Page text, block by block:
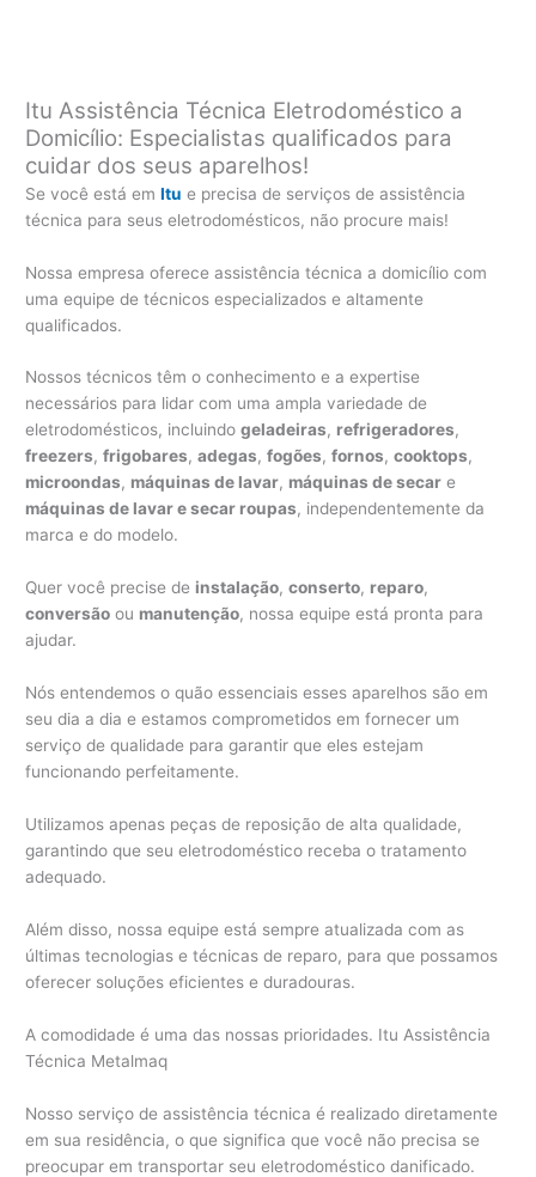
Itu Assistência Técnica Eletrodoméstico a
Domicílio: Especialistas qualificados para
cuidar dos seus aparelhos!
Se você está emItu e precisa de serviços de assistência
técnica para seus eletrodomésticos, não procure mais!
Nossa empresa oferece assistência técnica a domicílio com
uma equipe de técnicos especializados e altamente
qualificados.
Nossos técnicos têm o conhecimento e a expertise
necessários para lidar com uma ampla variedade de
eletrodomésticos, incluindogeladeiras, refrigeradores,
freezers,frigobares,adegas,fogões,fornos,cooktops,
microondas, máquinas de lavar, máquinas de secar e
máquinas de lavar e secar roupas, independentemente da
marca e do modelo.
Quer você precise de instalação,conserto, reparo,
conversão ou manutenção, nossa equipe está pronta para
ajudar.
Nós entendemos o quão essenciais esses aparelhos são em
seu dia a dia e estamos comprometidos em fornecer um
serviço de qualidade para garantir que eles estejam
funcionando perfeitamente.
Utilizamos apenas peças de reposição de alta qualidade,
garantindo que seu eletrodoméstico receba o tratamento
adequado.
Além disso, nossa equipe está sempre atualizada com as
últimas tecnologias e técnicas de reparo, para que possamos
oferecer soluções eficientes e duradouras.
A comodidade é uma das nossas prioridades. Itu Assistência
Técnica Metalmaq
Nosso serviço de assistência técnica é realizado diretamente
em sua residência, o que significa que você não precisa se
preocupar em transportar seu eletrodoméstico danificado.